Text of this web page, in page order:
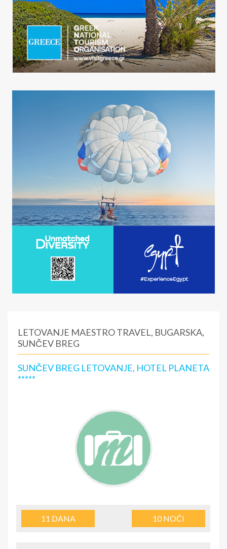
LETOVANJE MAESTRO TRAVEL, BUGARSKA,
SUNČEV BREG
SUNČEV BREG LETOVANJE, HOTEL PLANETA
*****
11 DANA 10NOĆI